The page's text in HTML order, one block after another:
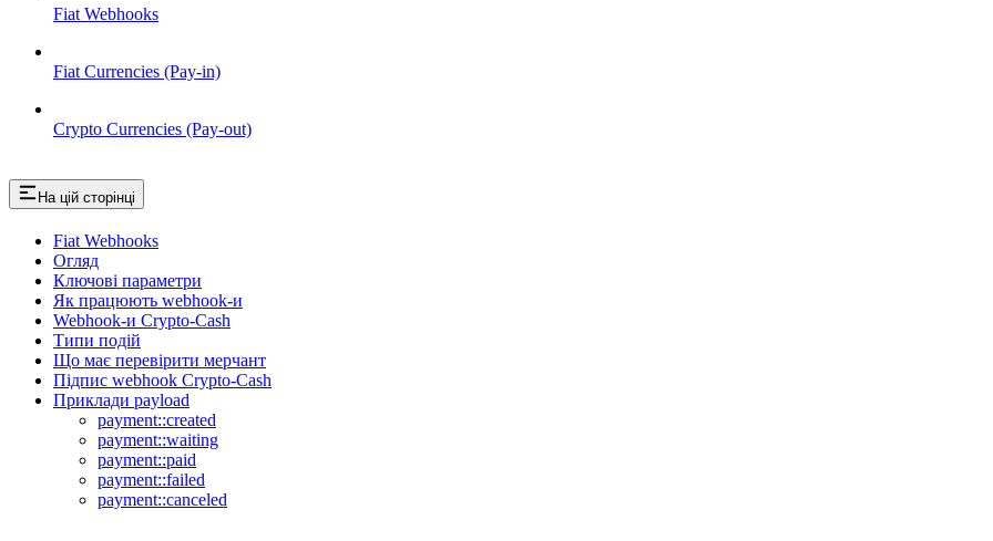
Fiat Webhooks
Fiat Currencies (Pay-in)
Crypto Currencies (Pay-out)
На цій сторінці
Fiat Webhooks
Огляд
Ключові параметри
Як працюють webhook-и
Webhook-и Crypto-Cash
Типи подій
Що має перевірити мерчант
Підпис webhook Crypto-Cash
Приклади payload
payment::created
payment::waiting
payment::paid
payment::failed
payment::canceled